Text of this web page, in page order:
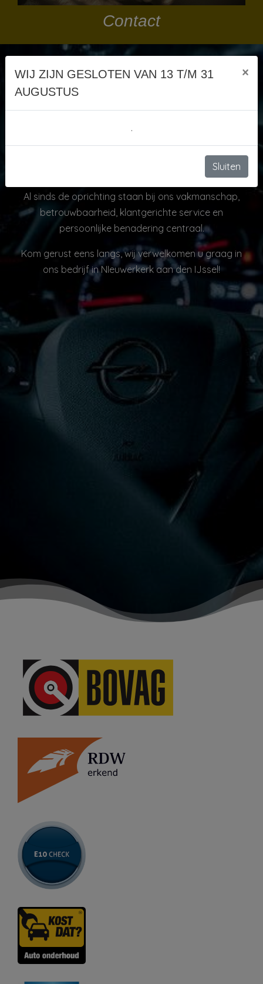
Contact
automobielbedrijf waar u niet alleen terecht kunt
voor onderhoud, apk en reparatie aan alle merken
personenauto's maar ook voor de aankoop van een
gebruikte auto met of zonder Bovag Garantie.
Al sinds de oprichting staan bij ons vakmanschap,
betrouwbaarheid, klantgerichte service en
persoonlijke benadering centraal.
Kom gerust eens langs, wij verwelkomen u graag in
ons bedrijf in NIeuwerkerk aan den IJssel!
WIJ ZIJN GESLOTEN VAN 13 T/M 31
AUGUSTUS
×
.
Sluiten